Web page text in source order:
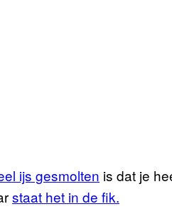
ijs gesmolten is dat je
staat het in de fik.